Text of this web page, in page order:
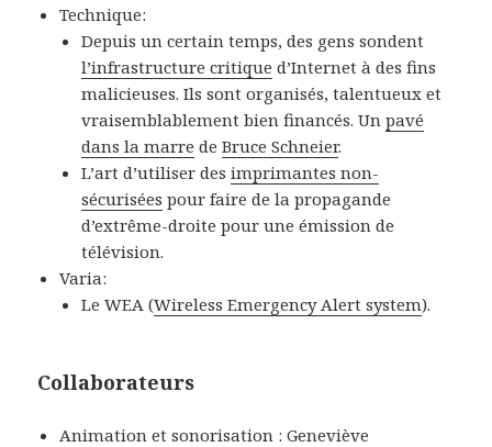
Technique:
Depuis un certain temps, des gens sondent
l’infrastructure critique d’Internet à des fins
malicieuses. Ils sont organisés, talentueux et
vraisemblablement bien financés. Unpavé
dans la marre deBruce Schneier.
L’art d’utiliser desimprimantes non-
sécurisées pour faire de la propagande
d’extrême-droite pour une émission de
télévision.
Varia:
Le WEA (Wireless Emergency Alert system).
Collaborateurs
Animation et sonorisation : Geneviève